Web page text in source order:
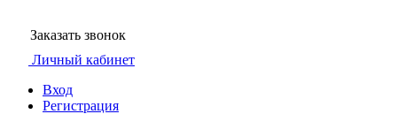
Заказать звонок
Личный кабинет
Вход
Регистрация